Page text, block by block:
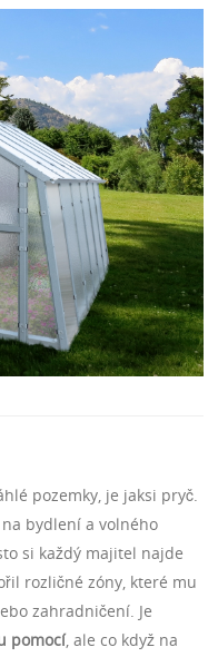
pozemky, je jaksi pryč.
bydlení a volného
si každý majitel najde
rozličné zóny, které mu
zahradničení. Je
pomocí, ale co když na